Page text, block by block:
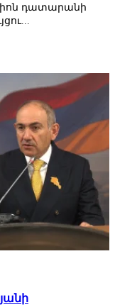
դատարանի